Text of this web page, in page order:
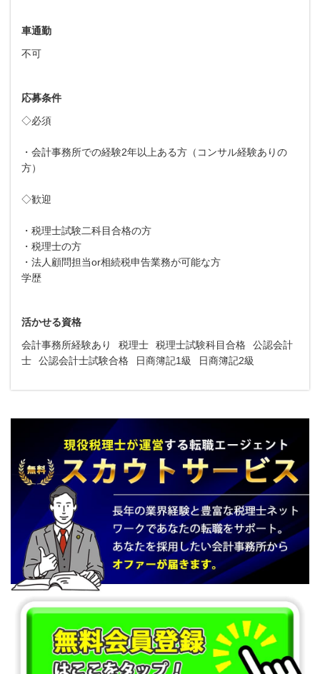
車通勤
不可
応募条件
◇必須
・会計事務所での経験2年以上ある方（コンサル経験ありの
方）
◇歓迎
・税理士試験二科目合格の方
・税理士の方
・法人顧問担当or相続税申告業務が可能な方
学歴
活かせる資格
会計事務所経験あり
税理士 税理士試験科目合格
公認会計
士
公認会計士試験合格 日商簿記1級 日商簿記2級